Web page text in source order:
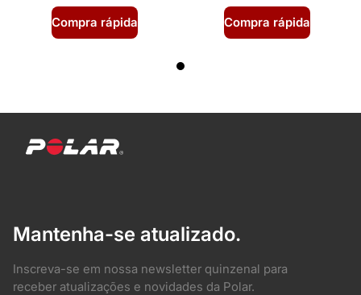
Compra rápida Compra rápida
Mantenha-se atualizado.
Inscreva-se em nossa newsletter quinzenal para
receber atualizações e novidades da Polar.